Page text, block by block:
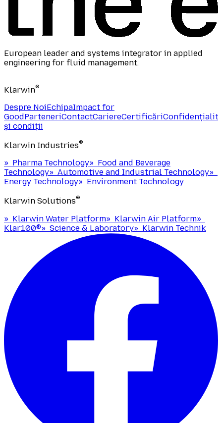
European leader and systems integrator in applied
engineering for fluid management.
Klarwin®
Despre NoiEchipaImpact for
GoodParteneriContactCariereCertificări
și condiții
Klarwin Industries®
» Pharma Technology» Food and Beverage
Technology» Automotive and Industrial Technology»
Energy Technology» Environment Technology
Klarwin Solutions®
» Klarwin Water Platform» Klarwin Air Platform»
Klar100®» Science & Laboratory» Klarwin Technik